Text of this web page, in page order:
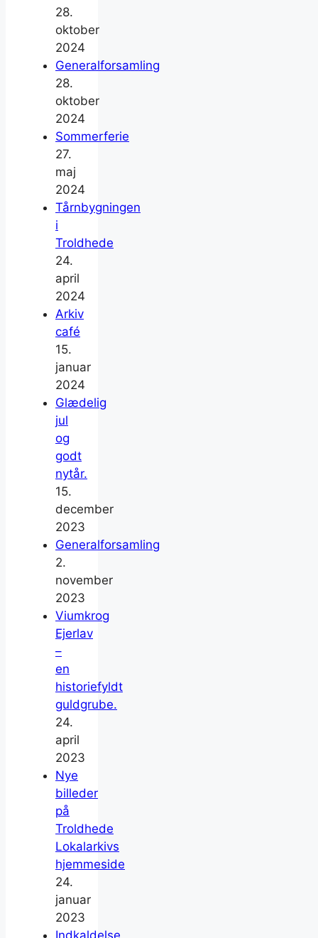
28.
oktober
2024
Generalforsamling
28.
oktober
2024
Sommerferie
27.
maj
2024
Tårnbygningen
i
Troldhede
24.
april
2024
Arkiv
café
15.
januar
2024
Glædelig
jul
og
godt
nytår.
15.
december
2023
Generalforsamling
2.
november
2023
Viumkrog
Ejerlav
–
en
historiefyldt
guldgrube.
24.
april
2023
Nye
billeder
på
Troldhede
Lokalarkivs
hjemmeside
24.
januar
2023